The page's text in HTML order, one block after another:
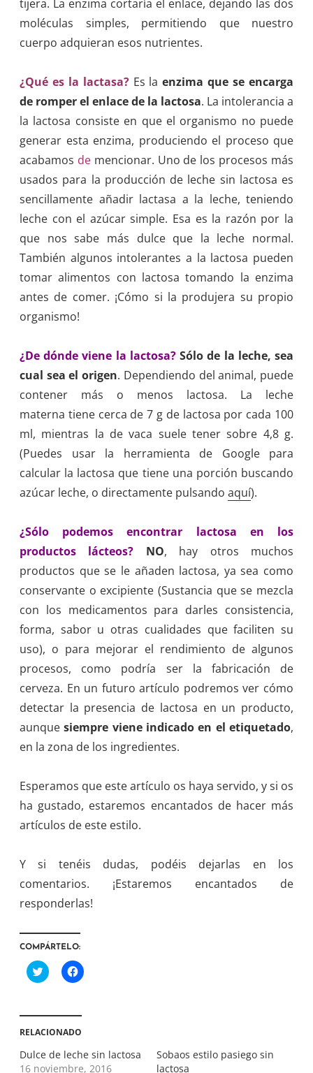
tijera. La enzima cortaría el enlace, dejando las dos
moléculas simples, permitiendo que nuestro
cuerpo adquieran esos nutrientes.
¿Qué es la lactasa?Es laenzima que se encarga
de romper el enlace de la lactosa. La intolerancia a
la lactosa consiste en que el organismo no puede
generar esta enzima, produciendo el proceso que
acabamos demencionar. Uno de los procesos más
usados para la producción de leche sin lactosa es
sencillamente añadir lactasa a la leche, teniendo
leche con el azúcar simple. Esa es la razón por la
que nos sabe más dulce que la leche normal.
También algunos intolerantes a la lactosa pueden
tomar alimentos con lactosa tomando la enzima
antes de comer. ¡Cómo si la produjera su propio
organismo!
¿De dónde viene la lactosa? Sólo de la leche, sea
cual sea el origen. Dependiendo del animal, puede
contener más o menos lactosa. La leche
materna tiene cerca de 7 g de lactosa por cada 100
ml, mientras la de vaca suele tener sobre 4,8 g.
(Puedes usar la herramienta de Google para
calcular la lactosa que tiene una porción buscando
azúcar leche, o directamente pulsando aquí).
¿Sólo podemos encontrar lactosa en los
productos lácteos?
NO, hay otros muchos
productos que se le añaden lactosa, ya sea como
conservante o excipiente (Sustancia que se mezcla
con los medicamentos para darles consistencia,
forma, sabor u otras cualidades que faciliten su
uso), o para mejorar el rendimiento de algunos
procesos, como podría ser la fabricación de
cerveza. En un futuro artículo podremos ver cómo
detectar la presencia de lactosa en un producto,
aunquesiempre viene indicado en el etiquetado,
en la zona de los ingredientes.
Esperamos que este artículo os haya servido, y si os
ha gustado, estaremos encantados de hacer más
artículos de este estilo.
Y si tenéis dudas, podéis dejarlas en los
comentarios. ¡Estaremos encantados de
responderlas!
COMPÁRTELO:
H
a
i
p
r
a
c
H
a
i
p
r
a
c
RELACIONADO
Dulce de leche sin lactosa
16 noviembre, 2016
Sobaos estilo pasiego sin
lactosa